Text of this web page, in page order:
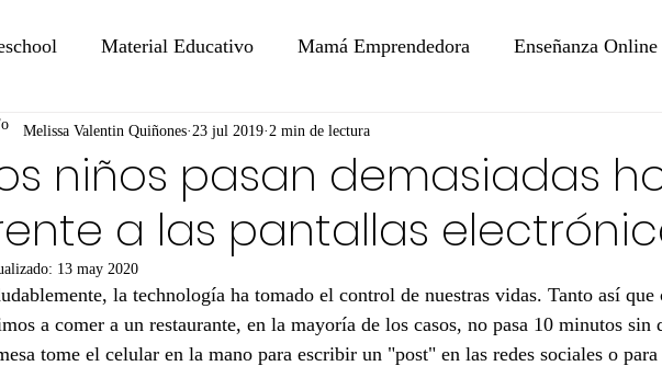
Material Educativo Mamá Emprendedora Enseñanza Online
niños pasan demasiadas
a las pantallas
Melissa Valentin Quiñones 23 jul 2019 2 min de lectura
13 may 2020
la technología ha tomado el control de nuestras vidas. Tanto así que
a comer a un restaurante, en la mayoría de los casos, no pasa 10 minutos sin
tome el celular en la mano para escribir un "post" en las redes sociales o